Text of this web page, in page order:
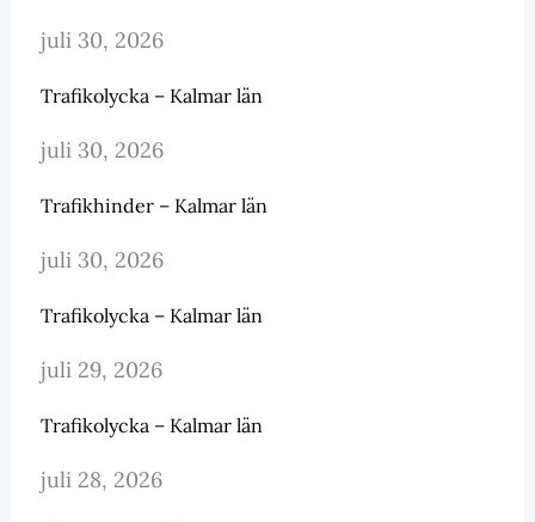
juli 30, 2026
Trafikolycka – Kalmar län
juli 30, 2026
Trafikhinder – Kalmar län
juli 30, 2026
Trafikolycka – Kalmar län
juli 29, 2026
Trafikolycka – Kalmar län
juli 28, 2026